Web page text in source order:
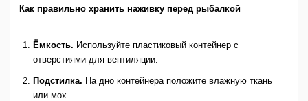
Как правильно хранить наживку перед рыбалкой
Ёмкость. Используйте пластиковый контейнер с
отверстиями для вентиляции.
Подстилка. На дно контейнера положите влажную ткань
или мох.